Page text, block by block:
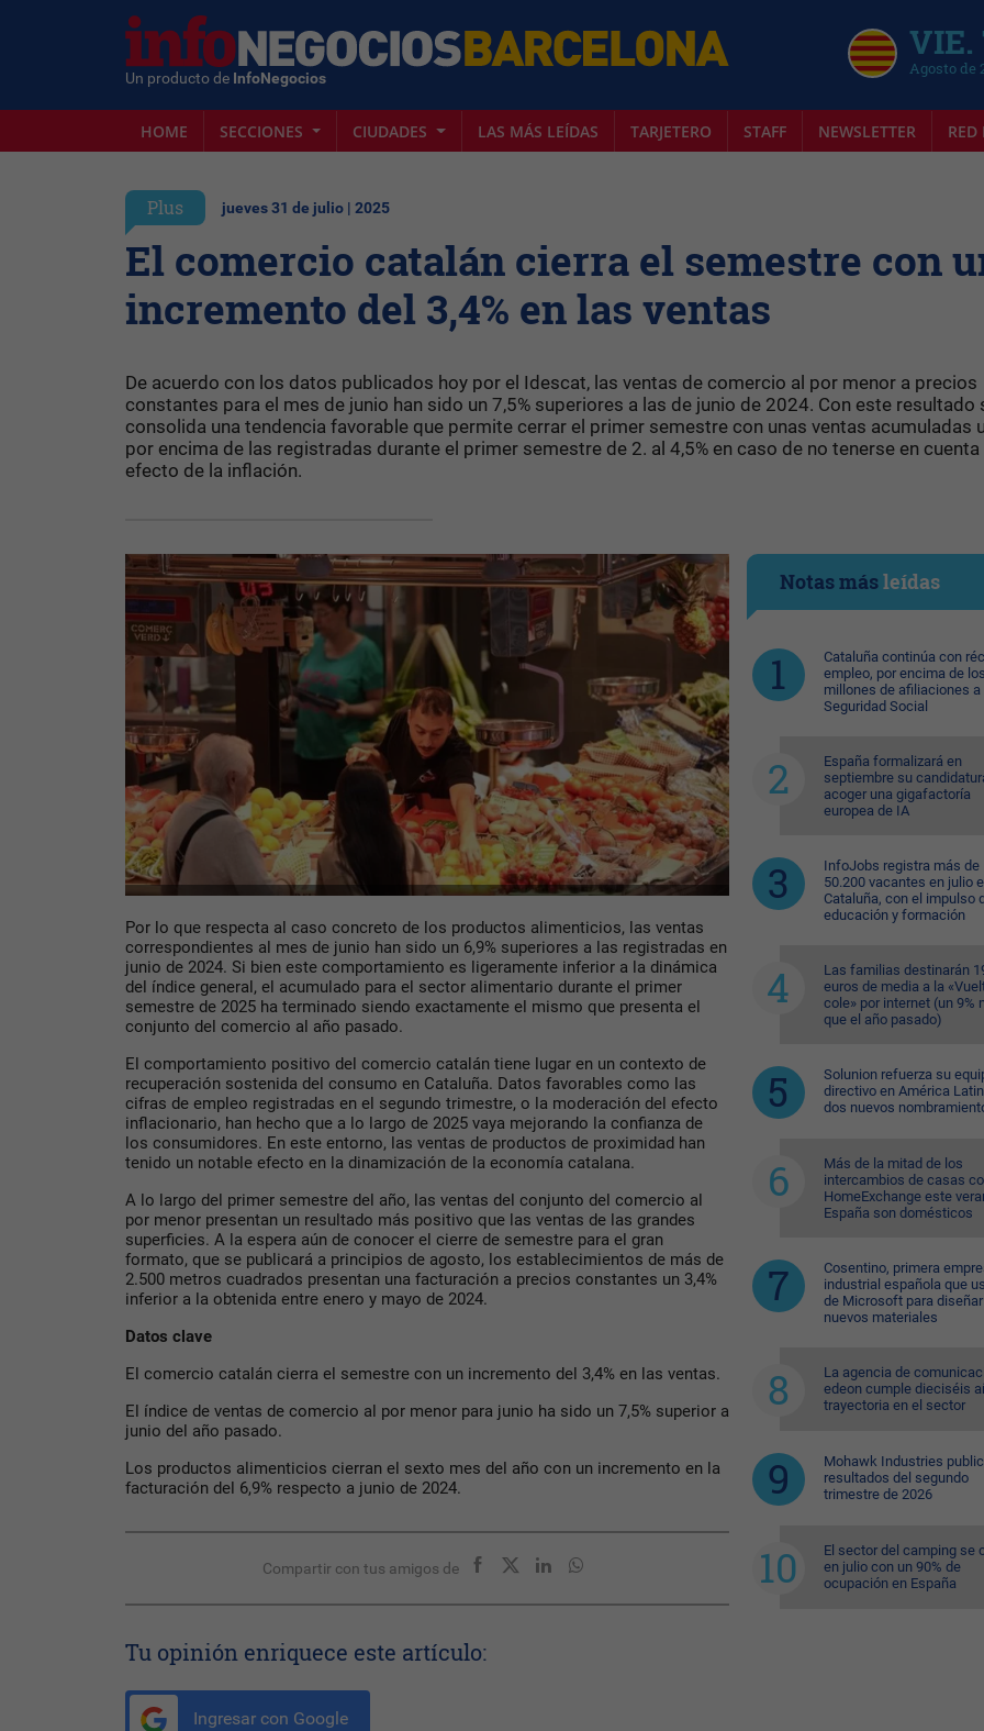
Un producto de InfoNegocios
VIE.
Agosto de
HOME SECCIONES CIUDADES LAS MÁS LEÍDAS TARJETERO STAFF NEWSLETTER
Plus jueves 31 de julio | 2025
El comercio catalán cierra el semestre con
incremento del 3,4% en las ventas
De acuerdo con los datos publicados hoy por el Idescat, las ventas de comercio al por menor a precios
constantes para el mes de junio han sido un 7,5% superiores a las de junio de 2024. Con este resultado
consolida una tendencia favorable que permite cerrar el primer semestre con unas ventas acumuladas
por encima de las registradas durante el primer semestre de 2. al 4,5% en caso de no tenerse en cuenta
efecto de la inflación.
Por lo que respecta al caso concreto de los productos alimenticios, las ventas
correspondientes al mes de junio han sido un 6,9% superiores a las registradas en
junio de 2024. Si bien este comportamiento es ligeramente inferior a la dinámica
del índice general, el acumulado para el sector alimentario durante el primer
semestre de 2025 ha terminado siendo exactamente el mismo que presenta el
conjunto del comercio al año pasado.
El comportamiento positivo del comercio catalán tiene lugar en un contexto de
recuperación sostenida del consumo en Cataluña. Datos favorables como las
cifras de empleo registradas en el segundo trimestre, o la moderación del efecto
inflacionario, han hecho que a lo largo de 2025 vaya mejorando la confianza de
los consumidores. En este entorno, las ventas de productos de proximidad han
tenido un notable efecto en la dinamización de la economía catalana.
A lo largo del primer semestre del año, las ventas del conjunto del comercio al
por menor presentan un resultado más positivo que las ventas de las grandes
superficies. A la espera aún de conocer el cierre de semestre para el gran
formato, que se publicará a principios de agosto, los establecimientos de más de
2.500 metros cuadrados presentan una facturación a precios constantes un 3,4%
inferior a la obtenida entre enero y mayo de 2024.
Datos clave
El comercio catalán cierra el semestre con un incremento del 3,4% en las ventas.
El índice de ventas de comercio al por menor para junio ha sido un 7,5% superior a
junio del año pasado.
Los productos alimenticios cierran el sexto mes del año con un incremento en la
facturación del 6,9% respecto a junio de 2024.
Compartir con tus amigos de
Tu opinión enriquece este artículo:
Ingresar con Google
Notas másleídas
Cataluña continúa con
empleo, por encima de
millones de afiliaciones a
Seguridad Social
España formalizará en
septiembre su
acoger una gigafactoría
europea de IA
InfoJobs registra más de
50.200 vacantes en julio
Cataluña, con el impulso
educación y formación
Las familias destinarán
euros de media a la
cole» por internet (un 9%
que el año pasado)
Solunion refuerza su
directivo en América
dos nuevos
Más de la mitad de los
intercambios de casas
HomeExchange este
España son domésticos
Cosentino, primera
industrial española que
de Microsoft para diseñar
nuevos materiales
La agencia de
edeon cumple dieciséis
trayectoria en el sector
Mohawk Industries
resultados del segundo
trimestre de 2026
El sector del camping se
en julio con un 90% de
ocupación en España